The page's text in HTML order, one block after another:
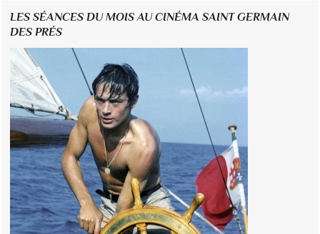
LES SÉANCES DU MOIS AU CINÉMA SAINT GERMAIN
DES PRÉS